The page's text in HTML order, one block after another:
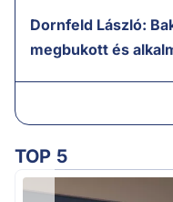
Dornfeld László:
megbukott és
TOP 5